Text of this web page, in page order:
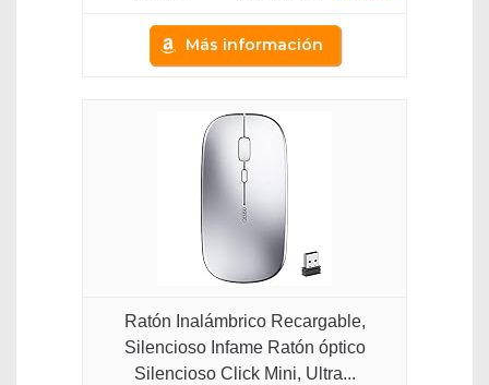
Más información
Ratón Inalámbrico Recargable,
Silencioso Infame Ratón óptico
Silencioso Click Mini, Ultra...